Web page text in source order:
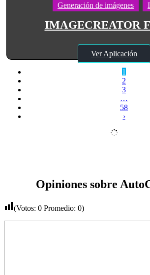
Generación de imágenes
IMAGECREATOR
Ver Aplicación
1
2
3
…
58
›
Opiniones sobre
(Votos: 0 Promedio: 0)